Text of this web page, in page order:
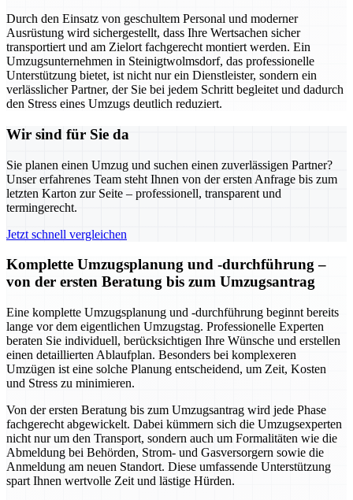
Durch den Einsatz von geschultem Personal und moderner
Ausrüstung wird sichergestellt, dass Ihre Wertsachen sicher
transportiert und am Zielort fachgerecht montiert werden. Ein
Umzugsunternehmen in Steinigtwolmsdorf, das professionelle
Unterstützung bietet, ist nicht nur ein Dienstleister, sondern ein
verlässlicher Partner, der Sie bei jedem Schritt begleitet und dadurch
den Stress eines Umzugs deutlich reduziert.
Wir sind für Sie da
Sie planen einen Umzug und suchen einen zuverlässigen Partner?
Unser erfahrenes Team steht Ihnen von der ersten Anfrage bis zum
letzten Karton zur Seite – professionell, transparent und
termingerecht.
Jetzt schnell vergleichen
Komplette Umzugsplanung und -durchführung –
von der ersten Beratung bis zum Umzugsantrag
Eine komplette Umzugsplanung und -durchführung beginnt bereits
lange vor dem eigentlichen Umzugstag. Professionelle Experten
beraten Sie individuell, berücksichtigen Ihre Wünsche und erstellen
einen detaillierten Ablaufplan. Besonders bei komplexeren
Umzügen ist eine solche Planung entscheidend, um Zeit, Kosten
und Stress zu minimieren.
Von der ersten Beratung bis zum Umzugsantrag wird jede Phase
fachgerecht abgewickelt. Dabei kümmern sich die Umzugsexperten
nicht nur um den Transport, sondern auch um Formalitäten wie die
Abmeldung bei Behörden, Strom- und Gasversorgern sowie die
Anmeldung am neuen Standort. Diese umfassende Unterstützung
spart Ihnen wertvolle Zeit und lästige Hürden.